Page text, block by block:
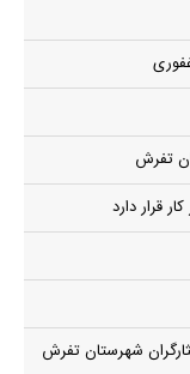
تفرش
قرار دارد
شهرستان تفرش